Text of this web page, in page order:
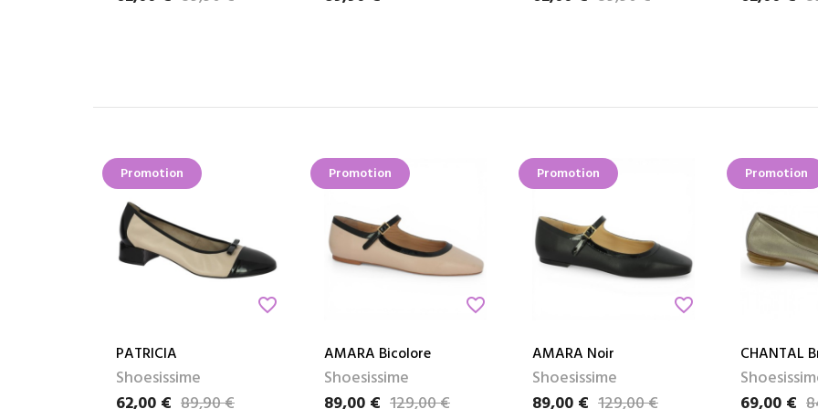
Promotion
favorite_border
PATRICIA
Shoesissime
Prix
Prix de base
Promotion
favorite_border
AMARA Bicolore
Shoesissime
Prix
Prix de base
Promotion
favorite_border
AMARA Noir
Shoesissime
Prix
Prix de base
Promotion
CHANTAL
Prix
Prix de